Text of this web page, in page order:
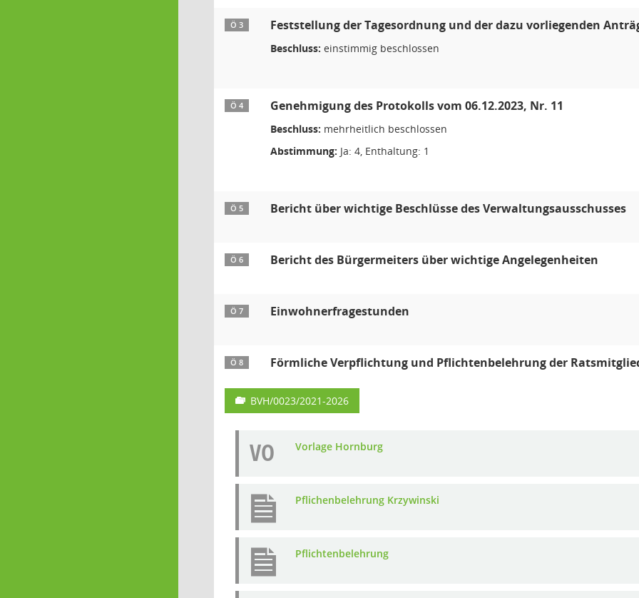
Ö 3 Feststellung der Tagesordnung und der dazu vorliegenden
Beschluss: einstimmig beschlossen
Ö 4 Genehmigung des Protokolls vom 06.12.2023, Nr. 11
Beschluss: mehrheitlich beschlossen
Abstimmung: Ja: 4, Enthaltung: 1
Ö 5 Bericht über wichtige Beschlüsse des Verwaltungsausschusses
Ö 6 Bericht des Bürgermeiters über wichtige Angelegenheiten
Ö 7 Einwohnerfragestunden
Ö 8 Förmliche Verpflichtung und Pflichtenbelehrung der
BVH/0023/2021-2026
VO Vorlage Hornburg
Pflichenbelehrung Krzywinski
Pflichtenbelehrung